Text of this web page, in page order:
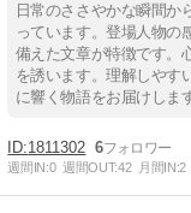
日常のささやかな瞬間か
っています。登場人物の
備えた文章が特徴です。
を誘います。理解しやす
に響く物語をお届けします
1811302 6
週間IN:0 週間OUT:42 月間IN:2